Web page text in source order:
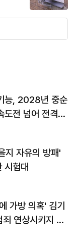
능, 2028년 중순
전 넘어 전격
자유의 방패'
시험대
가방 의혹' 김기
연상시키지 말